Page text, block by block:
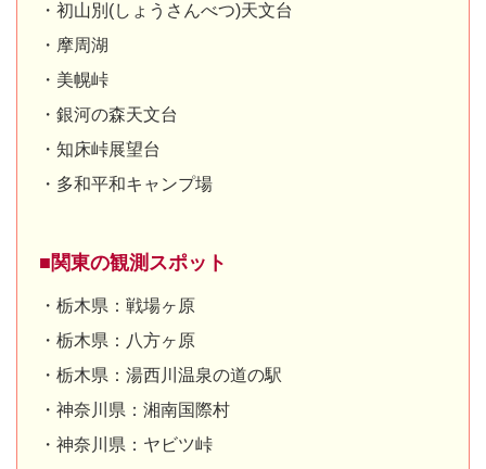
・初山別(しょうさんべつ)天文台
・摩周湖
・美幌峠
・銀河の森天文台
・知床峠展望台
・多和平和キャンプ場
■関東の観測スポット
・栃木県：戦場ヶ原
・栃木県：八方ヶ原
・栃木県：湯西川温泉の道の駅
・神奈川県：湘南国際村
・神奈川県：ヤビツ峠